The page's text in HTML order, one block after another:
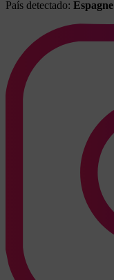
País detectado: Espagne